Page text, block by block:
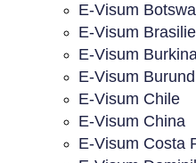
E-Visum
E-Visum
E-Visum
E-Visum
E-Visum Chile
E-Visum China
E-Visum Costa